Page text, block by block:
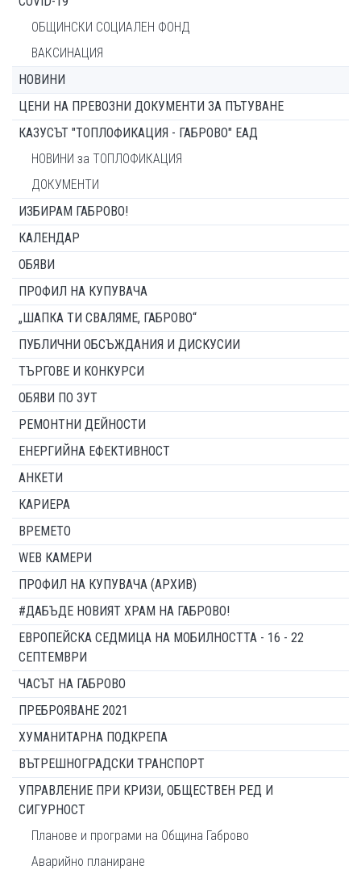
ОБЩИНСКИ СОЦИАЛЕН ФОНД
ВАКСИНАЦИЯ
НОВИНИ
ЦЕНИ НА ПРЕВОЗНИ ДОКУМЕНТИ ЗА ПЪТУВАНЕ
КАЗУСЪТ "ТОПЛОФИКАЦИЯ - ГАБРОВО" ЕАД
НОВИНИ за ТОПЛОФИКАЦИЯ
ДОКУМЕНТИ
ИЗБИРАМ ГАБРОВО!
КАЛЕНДАР
ОБЯВИ
ПРОФИЛ НА КУПУВАЧА
„ШАПКА ТИ СВАЛЯМЕ, ГАБРОВО“
ПУБЛИЧНИ ОБСЪЖДАНИЯ И ДИСКУСИИ
ТЪРГОВЕ И КОНКУРСИ
ОБЯВИ ПО ЗУТ
РЕМОНТНИ ДЕЙНОСТИ
ЕНЕРГИЙНА ЕФЕКТИВНОСТ
АНКЕТИ
КАРИЕРА
ВРЕМЕТО
WEB КАМЕРИ
ПРОФИЛ НА КУПУВАЧА (АРХИВ)
#ДАБЪДЕ НОВИЯТ ХРАМ НА ГАБРОВО!
ЕВРОПЕЙСКА СЕДМИЦА НА МОБИЛНОСТТА - 16 - 22
СЕПТЕМВРИ
ЧАСЪТ НА ГАБРОВО
ПРЕБРОЯВАНЕ 2021
ХУМАНИТАРНА ПОДКРЕПА
ВЪТРЕШНОГРАДСКИ ТРАНСПОРТ
УПРАВЛЕНИЕ ПРИ КРИЗИ, ОБЩЕСТВЕН РЕД И
СИГУРНОСТ
Планове и програми на Община Габрово
Аварийно планиране